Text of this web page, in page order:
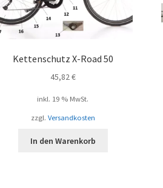
Kettenschutz X-Road 50
45,82€
inkl. 19 % MwSt.
zzgl. Versandkosten
In den Warenkorb